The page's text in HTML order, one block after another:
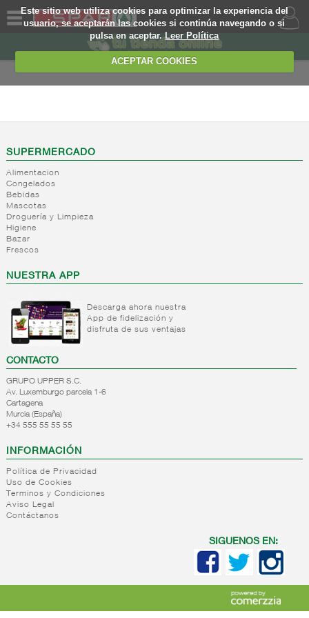
Este sitio web utiliza cookies para optimizar la experiencia del
usuario, se aceptarán las cookies si continúa navegando o si
pulsa en aceptar.Leer Política
ACEPTAR COOKIES
SOMOS
WEB
EJEMPLO
Bolsa
plastico
Bolsa
otros
materiales
Pintura +
Pintura
Accesorios
pintura
Limpiadores
Camping/playa
Combustion
Jardin
Playa
Camping
Deporte
Accesorios
deporte
Ropa
Ropa
playa
Textil
hogar
Hogar +
Accesorios
hogar
Menaje
hogar
Manteles
Pegamentos
Ferreteria
Pequeño
electrodomestico
cristal
horno
Juguetes +
Juguetes
Regalo/navidad
+
Regalo
Navidad
Material
escolar
+
Blocs/libretas
Escritura/dibujo
Mochilas
Revistas y
publicaciones
+
Revistas
y
Automovil
sin indice
bazar
+
Articulos
sin
indice
SUPERMERCADO
Alimentacion
Congelados
Bebidas
Mascotas
Droguería y Limpieza
Higiene
Bazar
Frescos
NUESTRA APP
Descarga ahora nuestra
App de fidelización y
disfruta de sus ventajas
CONTACTO
GRUPO UPPER S.C.
Av. Luxemburgo parcela 1-6
Cartagena
Murcia (España)
+34 555 55 55 55
INFORMACIÓN
Política de Privacidad
Uso de Cookies
Terminos y Condiciones
Aviso Legal
Contáctanos
SIGUENOS EN: